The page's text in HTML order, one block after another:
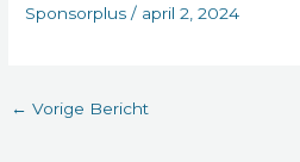
Sponsorplus / april 2, 2024
← Vorige Bericht